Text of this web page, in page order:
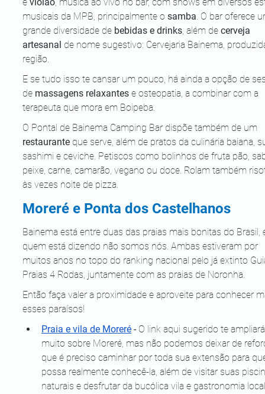
musicais da MPB, principalmente o samba. O bar oferece
grande diversidade de bebidas e drinks, além de cerveja
artesanal de nome sugestivo: Cervejaria Bainema,
região.
E se tudo isso te cansar um pouco, há ainda a opção de
de massagens relaxantes e osteopatia, a combinar com a
terapeuta que mora em Boipeba.
O Pontal de Bainema Camping Bar dispõe também de um
restaurante que serve, além de pratos da culinária baiana,
sashimi e ceviche. Petiscos como bolinhos de fruta pão,
peixe, carne, camarão, vegano ou doce. Rolam também
às vezes noite de pizza.
Moreré e Ponta dos Castelhanos
Bainema está entre duas das praias mais bonitas do Brasil,
quem está dizendo não somos nós. Ambas estiveram por
muitos anos no topo do ranking nacional pelo já extinto
Praias 4 Rodas, juntamente com as praias de Noronha.
Então faça valer a proximidade e aproveite para conhecer
esses paraísos!
Praia e vila de Moreré - O link aqui sugerido te
muito sobre Moreré, mas não podemos deixar de
que é preciso caminhar por toda sua extensão para
possa realmente conhecê-la, além de visitar suas
naturais e desfrutar da bucólica vila e gastronomia